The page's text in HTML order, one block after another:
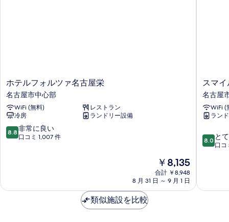
写
真
を
表
示
ホ
テ
ル
フ
ォ
ル
ツ
名
ホテルフォルツァ名古屋栄
名古屋市中心部
WiFi (無料)
レストラン
冷房
ランドリー設備
10
段
に
8.8 非常に良い
口コミ 1,007 件
現
在
の
￥8,135
合計 ￥8,948
8 月 31 日 ～ 9 月 1 日
ス
マ
イ
ル
ホ
ル
名
古
スマ
名古屋
WiFi (
ラン
10
段
て
8.0 と
口コ
類似施設を比較